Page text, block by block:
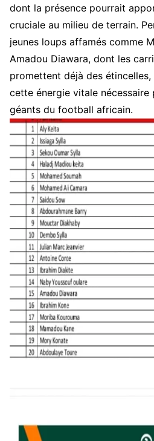
dont la présence pourrait
cruciale au milieu de terrain.
jeunes loups affamés comme
Amadou Diawara, dont les
promettent déjà des
cette énergie vitale nécessaire
géants du football africain.